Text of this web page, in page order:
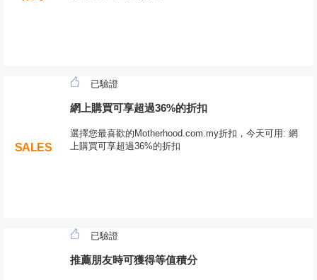
SALES
已驗證
網上購買可享超過36%的折扣
選擇您最喜歡的Motherhood.com.my折扣，今天可用: 網
上購買可享超過36%的折扣
已驗證
推薦朋友時可獲得等值積分